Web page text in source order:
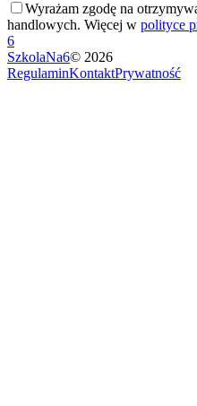
Wyrażam zgodę na
handlowych. Więcej w polityce
6
SzkolaNa6© 2026
RegulaminKontaktPrywatność